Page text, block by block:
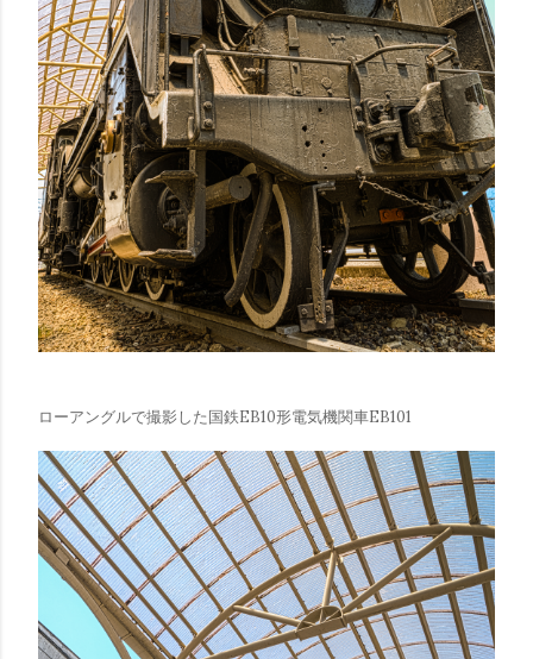
ローアングルで撮影した国鉄EB10形電気機関車EB101